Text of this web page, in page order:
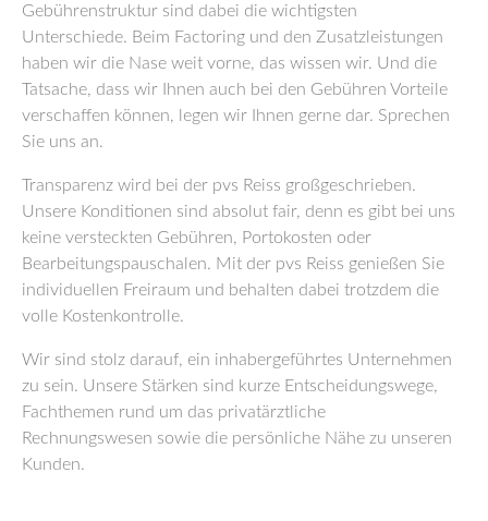
Gebührenstruktur sind dabei die wichtigsten
Unterschiede. Beim Factoring und den Zusatzleistungen
haben wir die Nase weit vorne, das wissen wir. Und die
Tatsache, dass wir Ihnen auch bei den Gebühren Vorteile
verschaffen können, legen wir Ihnen gerne dar. Sprechen
Sie uns an.
Transparenz wird bei der pvs Reiss großgeschrieben.
Unsere Konditionen sind absolut fair, denn es gibt bei uns
keine versteckten Gebühren, Portokosten oder
Bearbeitungspauschalen. Mit der pvs Reiss genießen Sie
individuellen Freiraum und behalten dabei trotzdem die
volle Kostenkontrolle.
Wir sind stolz darauf, ein inhabergeführtes Unternehmen
zu sein. Unsere Stärken sind kurze Entscheidungswege,
Fachthemen rund um das privatärztliche
Rechnungswesen sowie die persönliche Nähe zu unseren
Kunden.